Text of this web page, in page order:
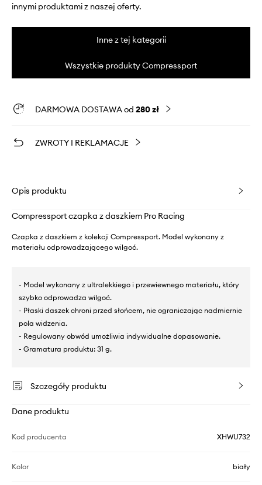
innymi produktami z naszej oferty.
Inne z tej kategorii
Wszystkie produkty Compressport
DARMOWA DOSTAWA od 280 zł
ZWROTY I REKLAMACJE
Opis produktu
Compressport czapka z daszkiem Pro Racing
Czapka z daszkiem z kolekcji Compressport. Model wykonany z
materiału odprowadzającego wilgoć.
- Model wykonany z ultralekkiego i przewiewnego materiału, który
szybko odprowadza wilgoć.
- Płaski daszek chroni przed słońcem, nie ograniczając nadmiernie
pola widzenia.
- Regulowany obwód umożliwia indywidualne dopasowanie.
- Gramatura produktu: 31 g.
Szczegóły produktu
Dane produktu
Kod producenta XHWU732
Kolor biały